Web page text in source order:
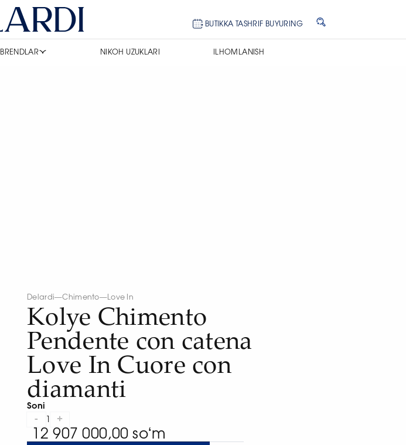
BUTIKKA TASHRIF BUYURING
BRENDLAR NIKOH UZUKLARI ILHOMLANISH
Delardi—Chimento—Love In
Kolye Chimento
Pendente con catena
Love In Cuore con
diamanti
Soni
- +
12 907 000,00 soʻm